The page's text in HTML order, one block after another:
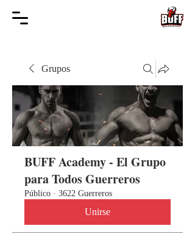
Grupos
BUFF Academy - El Grupo
para Todos Guerreros
Público · 3622 Guerreros
Unirse